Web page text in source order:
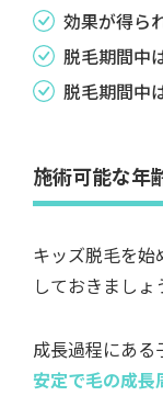
効果が得ら
脱毛期間中
脱毛期間中
施術可能な年
キッズ脱毛を
しておきましょ
成長過程にある
安定で毛の成長